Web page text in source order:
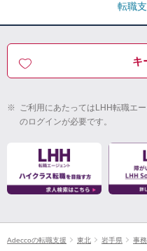
転職
キ
※ ご利用にあたってはLHH転職エ
のログインが必要です。
Adeccoの転職支援 東北 岩手県 事